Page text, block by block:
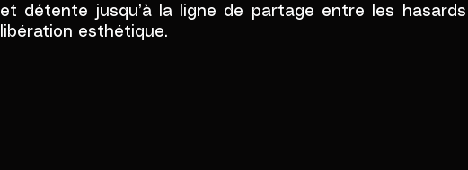
et détente jusqu’à la ligne de partage entre les
libération esthétique.